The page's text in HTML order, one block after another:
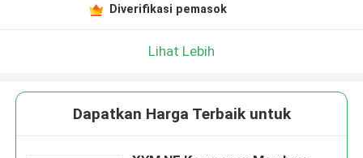
Diverifikasi pemasok
Lihat Lebih
Dapatkan Harga Terbaik untuk